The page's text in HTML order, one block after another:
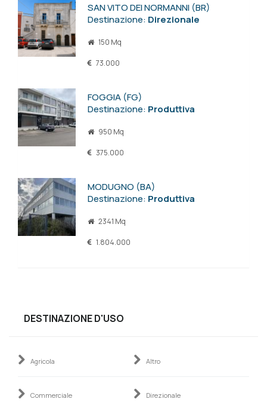
SAN VITO DEI NORMANNI (BR)
Destinazione: Direzionale
150 Mq
73.000
FOGGIA (FG)
Destinazione: Produttiva
950 Mq
375.000
MODUGNO (BA)
Destinazione: Produttiva
2341 Mq
1.804.000
DESTINAZIONE D'USO
Agricola Altro
Commerciale Direzionale